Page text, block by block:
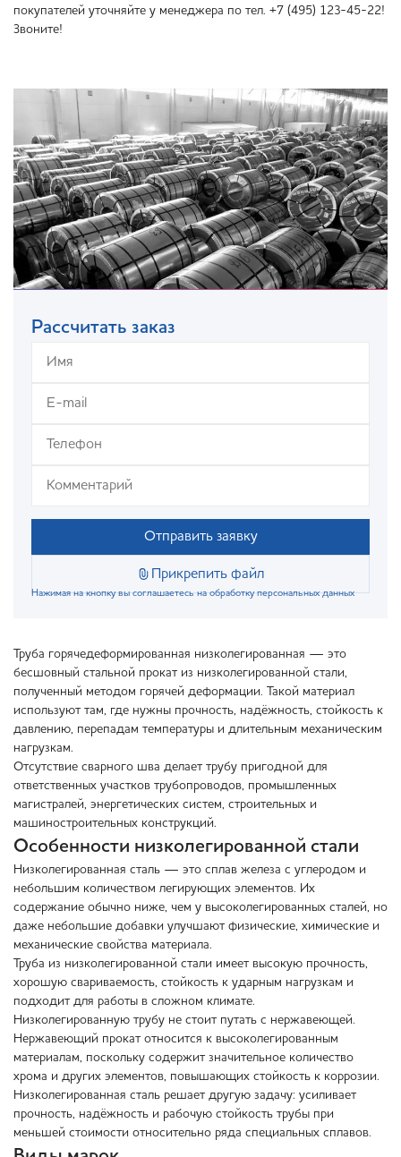
покупателей уточняйте у менеджера по тел. +7 (495) 123-45-22!
Звоните!
Рассчитать заказ
Отправить заявку
Прикрепить файл
Нажимая на кнопку вы соглашаетесь на обработку персональных данных
Труба горячедеформированная низколегированная — это
бесшовный стальной прокат из низколегированной стали,
полученный методом горячей деформации. Такой материал
используют там, где нужны прочность, надёжность, стойкость к
давлению, перепадам температуры и длительным механическим
нагрузкам.
Отсутствие сварного шва делает трубу пригодной для
ответственных участков трубопроводов, промышленных
магистралей, энергетических систем, строительных и
машиностроительных конструкций.
Особенности низколегированной стали
Низколегированная сталь — это сплав железа с углеродом и
небольшим количеством легирующих элементов. Их
содержание обычно ниже, чем у высоколегированных сталей, но
даже небольшие добавки улучшают физические, химические и
механические свойства материала.
Труба из низколегированной стали имеет высокую прочность,
хорошую свариваемость, стойкость к ударным нагрузкам и
подходит для работы в сложном климате.
Низколегированную трубу не стоит путать с нержавеющей.
Нержавеющий прокат относится к высоколегированным
материалам, поскольку содержит значительное количество
хрома и других элементов, повышающих стойкость к коррозии.
Низколегированная сталь решает другую задачу: усиливает
прочность, надёжность и рабочую стойкость трубы при
меньшей стоимости относительно ряда специальных сплавов.